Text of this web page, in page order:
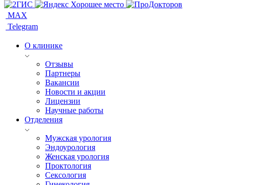
MAX
Telegram
О клинике
Отзывы
Партнеры
Вакансии
Новости и акции
Лицензии
Научные работы
Отделения
Мужская урология
Эндоурология
Женская урология
Проктология
Сексология